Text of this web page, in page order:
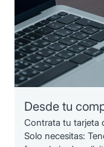
Desde tu
Contrata tu tarjeta
Solo necesitas: